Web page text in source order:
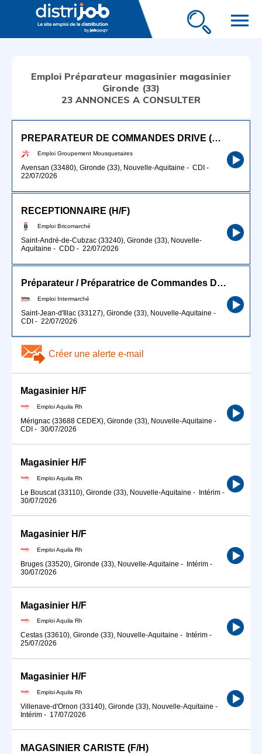
menu
Emploi Préparateur magasinier magasinier
Gironde (33)
23 ANNONCES A CONSULTER
PREPARATEUR DE COMMANDES DRIVE (H/F)
Emploi Groupement Mousquetaires
Avensan (33480), Gironde (33), Nouvelle-Aquitaine - CDI -
22/07/2026
RECEPTIONNAIRE (H/F)
Emploi Bricomarché
Saint-André-de-Cubzac (33240), Gironde (33), Nouvelle-
Aquitaine - CDD - 22/07/2026
Préparateur / Préparatrice de Commandes Drive H/F
Emploi Intermarché
Saint-Jean-d'Illac (33127), Gironde (33), Nouvelle-Aquitaine -
CDI - 22/07/2026
Créer une alerte e-mail
Magasinier H/F
Emploi Aquila Rh
Mérignac (33688 CEDEX), Gironde (33), Nouvelle-Aquitaine -
CDI - 30/07/2026
Magasinier H/F
Emploi Aquila Rh
Le Bouscat (33110), Gironde (33), Nouvelle-Aquitaine - Intérim -
30/07/2026
Magasinier H/F
Emploi Aquila Rh
Bruges (33520), Gironde (33), Nouvelle-Aquitaine - Intérim -
30/07/2026
Magasinier H/F
Emploi Aquila Rh
Cestas (33610), Gironde (33), Nouvelle-Aquitaine - Intérim -
25/07/2026
Magasinier H/F
Emploi Aquila Rh
Villenave-d'Ornon (33140), Gironde (33), Nouvelle-Aquitaine -
Intérim - 17/07/2026
MAGASINIER CARISTE (F/H)